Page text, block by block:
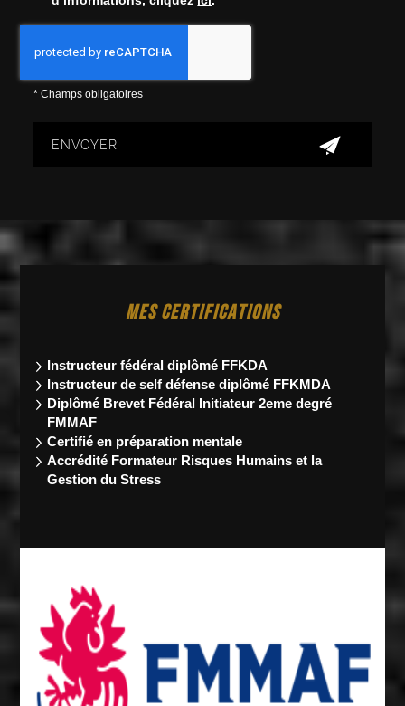
*Champs obligatoires
MES CERTIFICATIONS
Instructeur fédéraldiplômé FFKDA
Instructeur de self défense diplômé FFKMDA
Diplômé Brevet Fédéral Initiateur 2eme degré
FMMAF
Certifié en préparation mentale
Accrédité Formateur Risques Humains et la
Gestion du Stress